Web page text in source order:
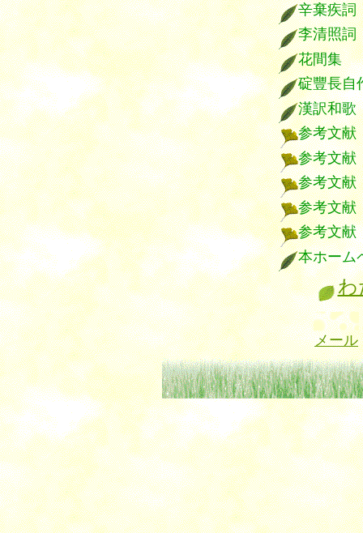
辛棄疾詞
李清照詞
花間集
碇豐長自
漢訳和歌
参考文献
参考文献
参考文献
参考文献
参考文献
本ホーム
わ
メール